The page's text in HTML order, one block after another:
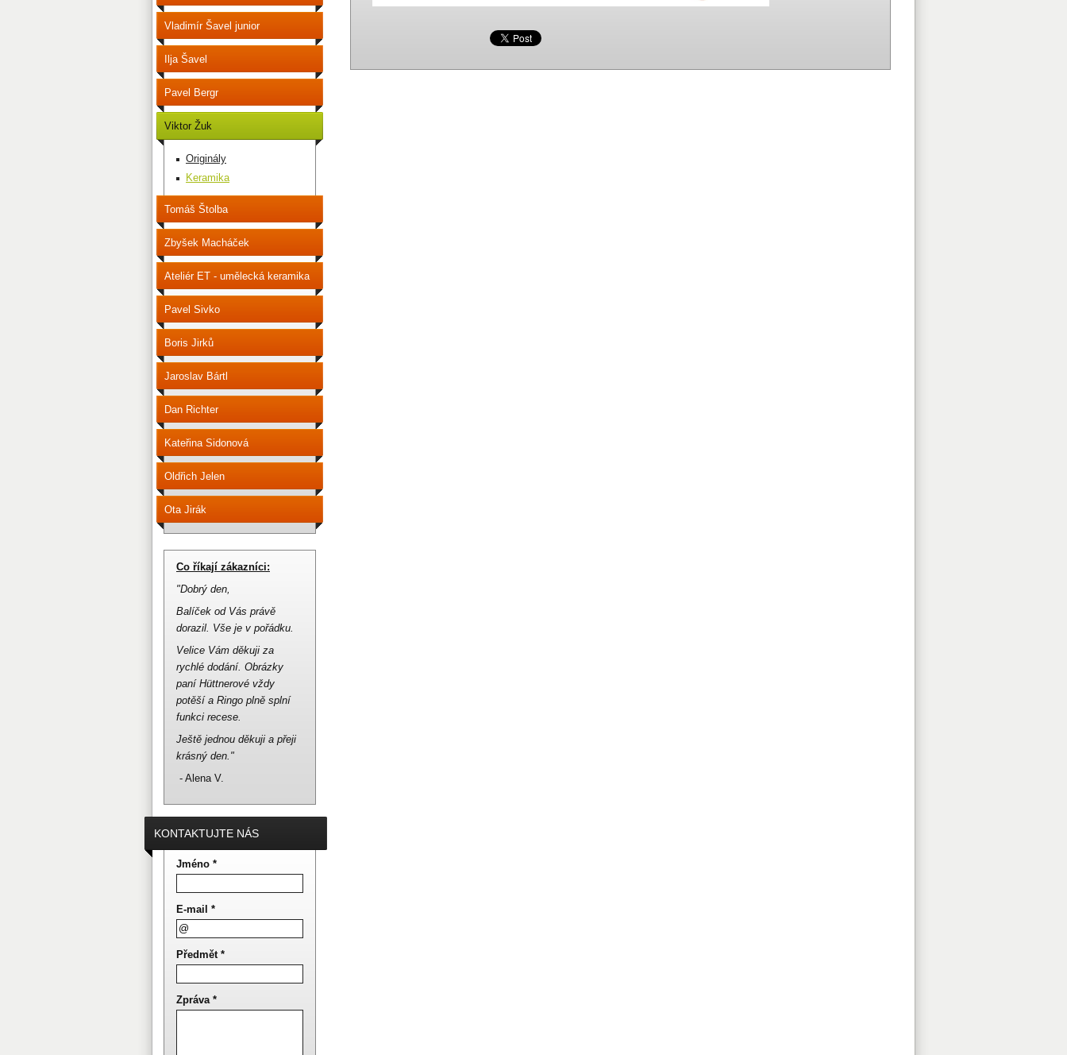
Vladimír Šavel junior
Ilja Šavel
Pavel Bergr
Viktor Žuk
Originály
Keramika
Tomáš Štolba
Zbyšek Macháček
Ateliér ET - umělecká keramika
Pavel Sivko
Boris Jirků
Jaroslav Bártl
Dan Richter
Kateřina Sidonová
Oldřich Jelen
Ota Jirák
Co říkají zákazníci:
"Dobrý den,
Balíček od Vás právě
dorazil. Vše je v pořádku.
Velice Vám děkuji za
rychlé dodání. Obrázky
paní Hüttnerové vždy
potěší a Ringo plně splní
funkci recese.
Ještě jednou děkuji a přeji
krásný den."
- Alena V.
KONTAKTUJTE NÁS
Jméno *
E-mail *
Předmět *
Zpráva *